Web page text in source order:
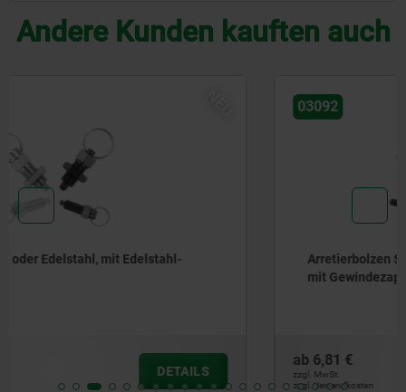
Andere Kunden kauften auch
Arretierbolzen Stahl oder Edelstahl, kurze Ausführung,
zzgl. Versandkosten
DETAILS